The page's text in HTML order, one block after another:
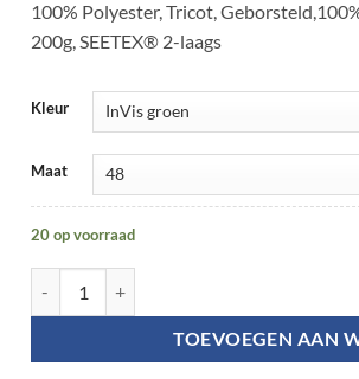
100% Polyester, Tricot,
200g, SEETEX® 2-laags
Kleur
Maat
20 op voorraad
TOEVOEGEN AAN